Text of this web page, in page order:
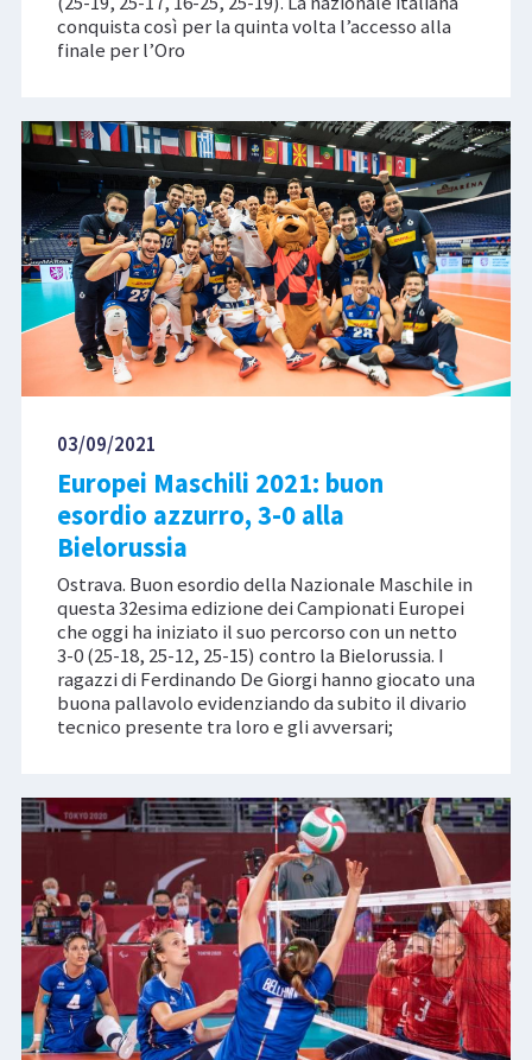
conquista così per la quinta volta l’accesso alla
finale per l’Oro
03/09/2021
Europei Maschili 2021: buon
esordio azzurro, 3-0 alla
Bielorussia
Ostrava. Buon esordio della Nazionale Maschile in
questa 32esima edizione dei Campionati Europei
che oggi ha iniziato il suo percorso con un netto
3-0 (25-18, 25-12, 25-15) contro la Bielorussia. I
ragazzi di Ferdinando De Giorgi hanno giocato una
buona pallavolo evidenziando da subito il divario
tecnico presente tra loro e gli avversari;